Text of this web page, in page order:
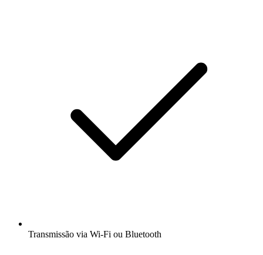
Transmissão via Wi-Fi ou Bluetooth